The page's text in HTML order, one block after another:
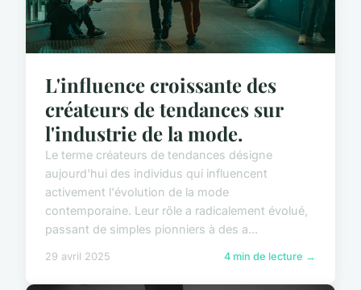
L'influence croissante des
créateurs de tendances sur
l'industrie de la mode.
Le terme créateurs de tendances désigne
aujourd'hui des individus qui influencent
activement l'évolution de la mode
contemporaine. Leur rôle a radicalement évolué,
passant de simples pionniers à des a...
29 avril 2025 4 min de lecture →